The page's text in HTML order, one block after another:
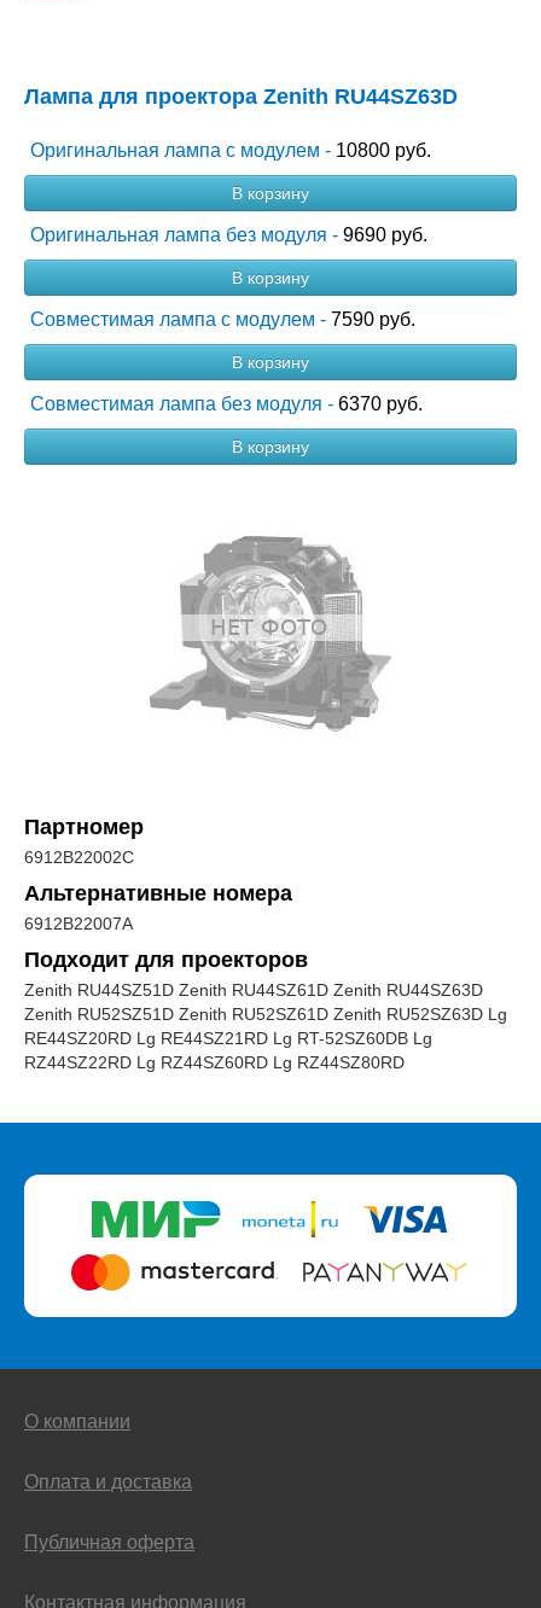
Лампа для проектора Zenith RU44SZ63D
Оригинальная лампа с модулем - 10800 руб.
В корзину
Оригинальная лампа без модуля - 9690 руб.
В корзину
Совместимая лампа с модулем - 7590 руб.
В корзину
Совместимая лампа без модуля - 6370 руб.
В корзину
Партномер
6912B22002C
Альтернативные номера
6912B22007A
Подходит для проекторов
Zenith RU44SZ51D Zenith RU44SZ61D Zenith RU44SZ63D
Zenith RU52SZ51D Zenith RU52SZ61D Zenith RU52SZ63D Lg
RE44SZ20RD Lg RE44SZ21RD Lg RT-52SZ60DB Lg
RZ44SZ22RD Lg RZ44SZ60RD Lg RZ44SZ80RD
О компании
Оплата и доставка
Публичная оферта
Контактная информация